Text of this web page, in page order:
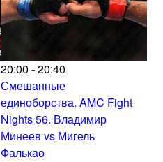
20:00 - 20:40
Смешанные
единоборства. AMC Fight
Nights 56. Владимир
Минеев vs Мигель
Фалькао